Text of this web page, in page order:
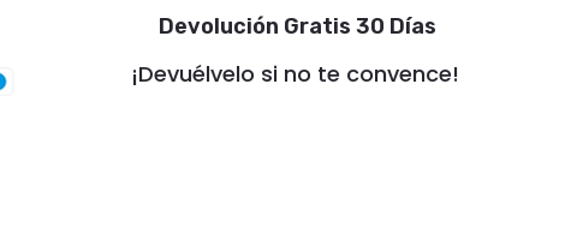
Devolución Gratis 30 Días
¡Devuélvelo si no te convence!